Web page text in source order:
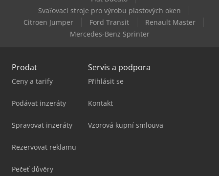
Mazak Vtc-800/30Sr
Svařovací stroje pro výrobu plastových oken
Citroen Jumper
Ford Transit
Renault Master
Mercedes-Benz Sprinter
Prodat
Ceny a tarify
Podávat inzeráty
Spravovat inzeráty
Rezervovat reklamu
Pečeť důvěry
Servis a podpora
Přihlásit se
Kontakt
Vzorová kupní smlouva